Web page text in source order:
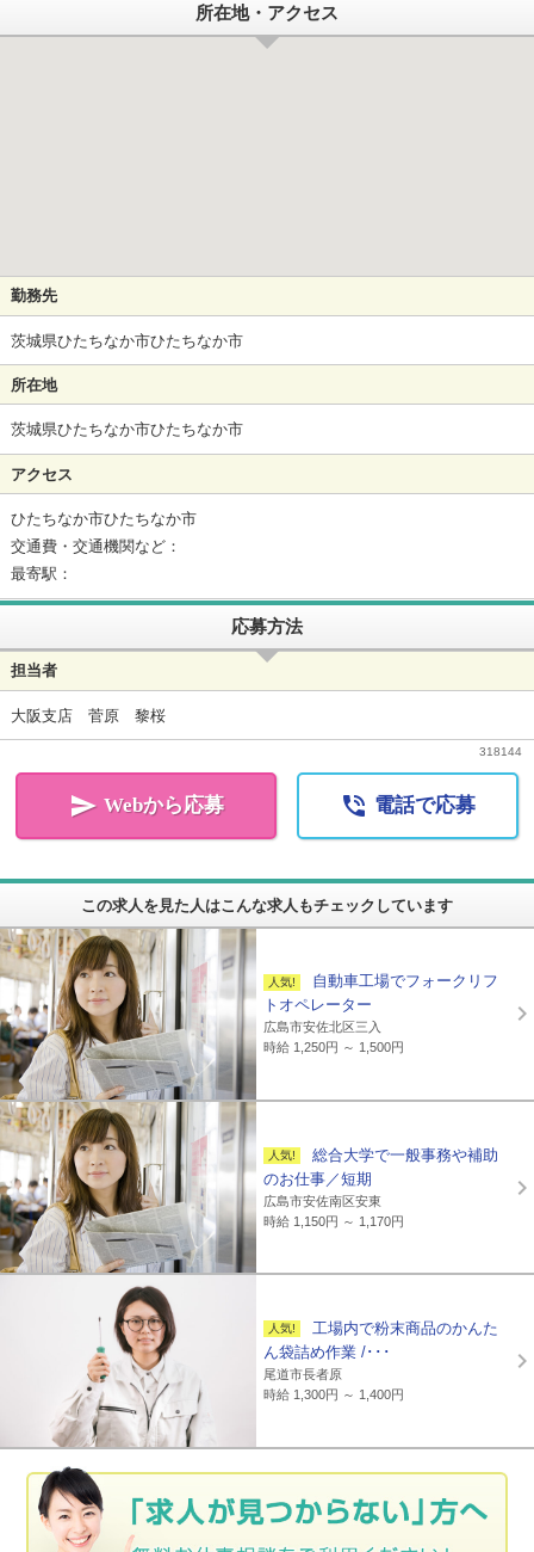
所在地・アクセス
勤務先
茨城県ひたちなか市ひたちなか市
所在地
茨城県ひたちなか市ひたちなか市
アクセス
ひたちなか市ひたちなか市
交通費・交通機関など：
最寄駅：
応募方法
担当者
大阪支店 菅原 黎桜
318144
 Webから応募  電話で応募
この求人を見た人はこんな求人もチェックしています
自動車工場でフォークリフ
トオペレーター
広島市安佐北区三入
時給 1,250円 ～ 1,500円
総合大学で一般事務や補助
のお仕事／短期
広島市安佐南区安東
時給 1,150円 ～ 1,170円
工場内で粉末商品のかんた
ん袋詰め作業 /･･･
尾道市長者原
時給 1,300円 ～ 1,400円